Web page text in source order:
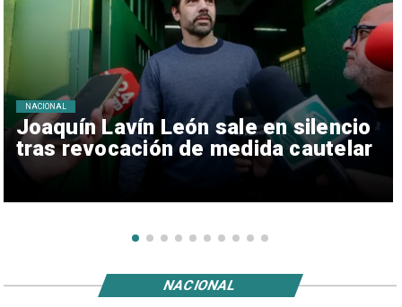
Joaquín Lavín León sale en silencio
tras revocación de medida cautelar
NACIONAL
NACIONAL